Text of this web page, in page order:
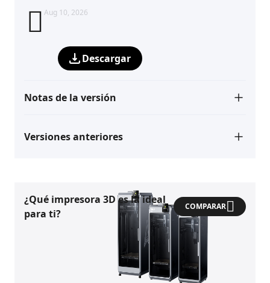
Aug 10, 2026
Descargar
Notas de la versión
Versiones anteriores
¿Qué impresora 3D es la ideal
para ti?
COMPARAR